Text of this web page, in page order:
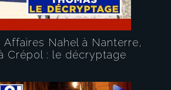
Nahel à Nanterre,
Crépol : le décryptage